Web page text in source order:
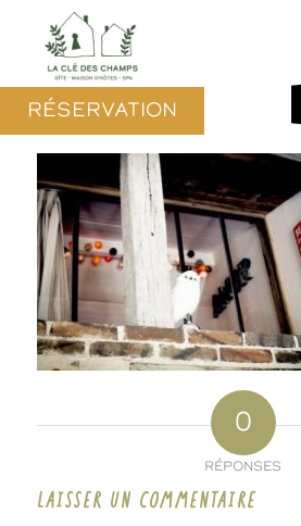
RÉSERVATION
0
RÉPONSES
LAISSER UN COMMENTAIRE